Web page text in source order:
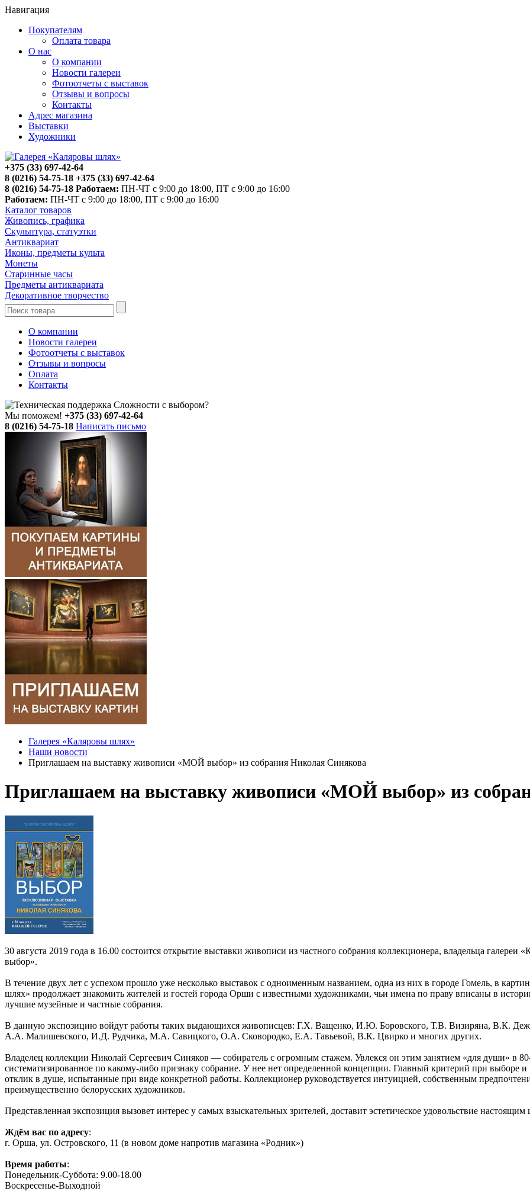
Навигация
Покупателям
Оплата товара
О нас
О компании
Новости галереи
Фотоотчеты с выставок
Отзывы и вопросы
Контакты
Адрес магазина
Выставки
Художники
+375 (33) 697-42-64
8 (0216) 54-75-18 +375 (33) 697-42-64
8 (0216) 54-75-18 Работаем: ПН-ЧТ с 9:00 до 18:00, ПТ с 9:00 до 16:00
Работаем: ПН-ЧТ с 9:00 до 18:00, ПТ с 9:00 до 16:00
Каталог товаров
Живопись, графика
Скульптура, статуэтки
Антиквариат
Иконы, предметы культа
Монеты
Старинные часы
Предметы антиквариата
Декоративное творчество
О компании
Новости галереи
Фотоотчеты с выставок
Отзывы и вопросы
Оплата
Контакты
Сложности с выбором?
Мы поможем! +375 (33) 697-42-64
8 (0216) 54-75-18 Написать письмо
Галерея «Каляровы шлях»
Наши новости
Приглашаем на выставку живописи «МОЙ выбор» из собрания Николая Синякова
Приглашаем на выставку живописи «МОЙ выбор» из
30 августа 2019 года в 16.00 состоится открытие выставки живописи из частного собрания коллекционера, владельца
выбор».
В течение двух лет с успехом прошло уже несколько выставок с одноименным названием, одна из них в городе Гомель, в
шлях» продолжает знакомить жителей и гостей города Орши с известными художниками, чьи имена по праву вписаны в
лучшие музейные и частные собрания.
В данную экспозицию войдут работы таких выдающихся живописцев: Г.Х. Ващенко, И.Ю. Боровского, Т.В. Визиряна, В.К.
А.А. Малишевского, И.Д. Рудчика, М.А. Савицкого, О.А. Сковородко, Е.А. Тавьевой, В.К. Цвирко и многих других.
Владелец коллекции Николай Сергеевич Синяков — собиратель с огромным стажем. Увлекся он этим занятием «для души» в
систематизированное по какому-либо признаку собрание. У нее нет определенной концепции. Главный критерий при выборе
отклик в душе, испытанные при виде конкретной работы. Коллекционер руководствуется интуицией, собственным
преимущественно белорусских художников.
Представленная экспозиция вызовет интерес у самых взыскательных зрителей, доставит эстетическое удовольствие настоящим
Ждём вас по адресу:
г. Орша, ул. Островского, 11 (в новом доме напротив магазина «Родник»)
Время работы:
Понедельник-Суббота: 9.00-18.00
Воскресенье-Выходной